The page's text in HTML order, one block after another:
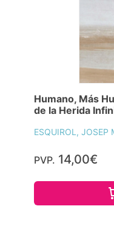
Humano, Más
de la Herida
ESQUIROL, JOSEP
PVP. 14,00€